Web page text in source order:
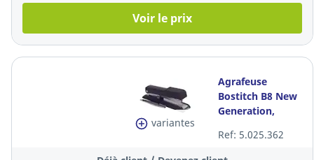
Voir le prix
variantes
Agrafeuse
Bostitch B8 New
Generation,
Ref: 5.025.362